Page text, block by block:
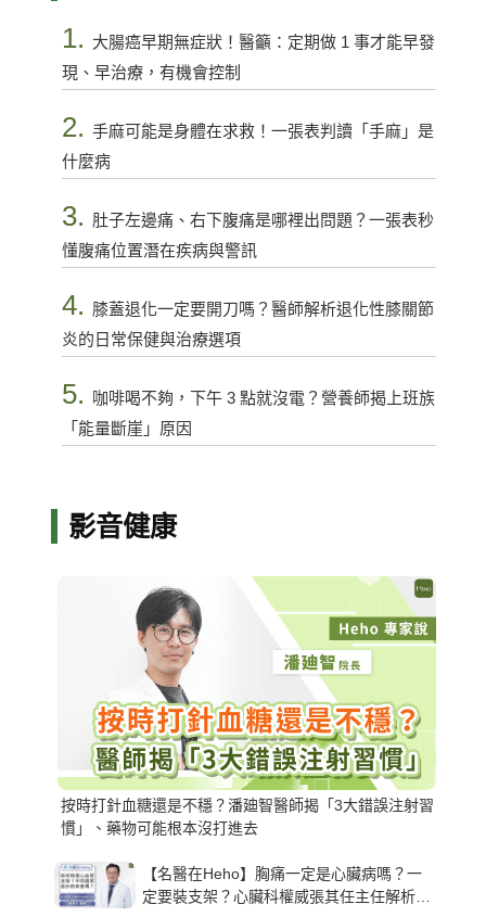
1. 大腸癌早期無症狀！醫籲：定期做 1 事才能早發
現、早治療，有機會控制
2. 手麻可能是身體在求救！一張表判讀「手麻」是
什麼病
3. 肚子左邊痛、右下腹痛是哪裡出問題？一張表秒
懂腹痛位置潛在疾病與警訊
4. 膝蓋退化一定要開刀嗎？醫師解析退化性膝關節
炎的日常保健與治療選項
5.
咖啡喝不夠，下午 3 點就沒電？營養師揭上班族
「能量斷崖」原因
影音健康
按時打針血糖還是不穩？潘廸智醫師揭「3大錯誤注射習
慣」、藥物可能根本沒打進去
【名醫在Heho】胸痛一定是心臟病嗎？一
定要裝支架？心臟科權威張其任主任解析支